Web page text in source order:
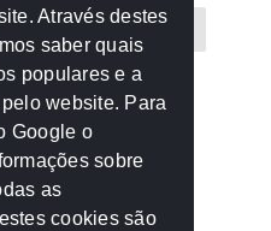
MPC-MT MPE-MT
PGE-MT PGR
Através destes
saber quais
populares e a
website. Para
Google o
sobre
as
cookies são